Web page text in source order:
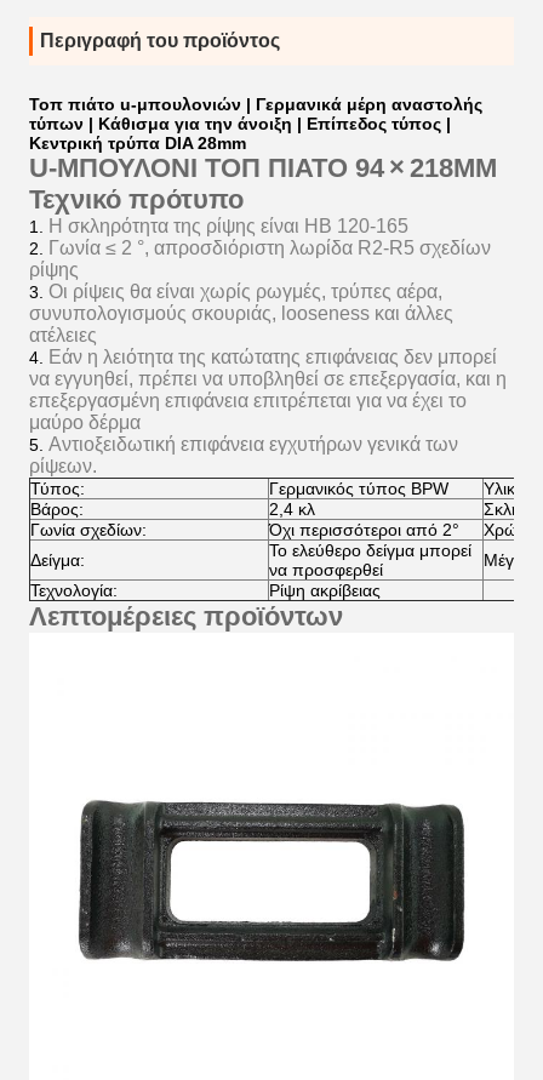
Περιγραφή του προϊόντος
Τοπ πιάτο u-μπουλονιών | Γερμανικά μέρη αναστολής
τύπων | Κάθισμα για την άνοιξη | Επίπεδος τύπος |
Κεντρική τρύπα DIA 28mm
U-ΜΠΟΥΛΟΝΙ ΤΟΠ ΠΙΑΤΟ 94 × 218MM
Τεχνικό πρότυπο
1. Η σκληρότητα της ρίψης είναι HB 120-165
2.
Γωνία ≤ 2 °, απροσδιόριστη λωρίδα R2-R5 σχεδίων
ρίψης
3. Οι ρίψεις θα είναι χωρίς ρωγμές, τρύπες αέρα,
συνυπολογισμούς σκουριάς, looseness και άλλες
ατέλειες
4.
Εάν η λειότητα της κατώτατης επιφάνειας δεν μπορεί
να εγγυηθεί, πρέπει να υποβληθεί σε επεξεργασία, και η
επεξεργασμένη επιφάνεια επιτρέπεται για να έχει το
μαύρο δέρμα
5. Αντιοξειδωτική επιφάνεια εγχυτήρων γενικά των
ρίψεων.
Τύπος: Γερμανικός τύπος BPW
Υλικό:
Βάρος:
2,4 κλ
Γωνία σχεδίων:
Όχι περισσότεροι από 2°
Χρώμα:
Δείγμα:
Το ελεύθερο δείγμα μπορεί
να προσφερθεί
Τεχνολογία:
Ρίψη ακρίβειας
Λεπτομέρειες προϊόντων